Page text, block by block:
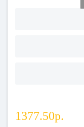
1377.50р.